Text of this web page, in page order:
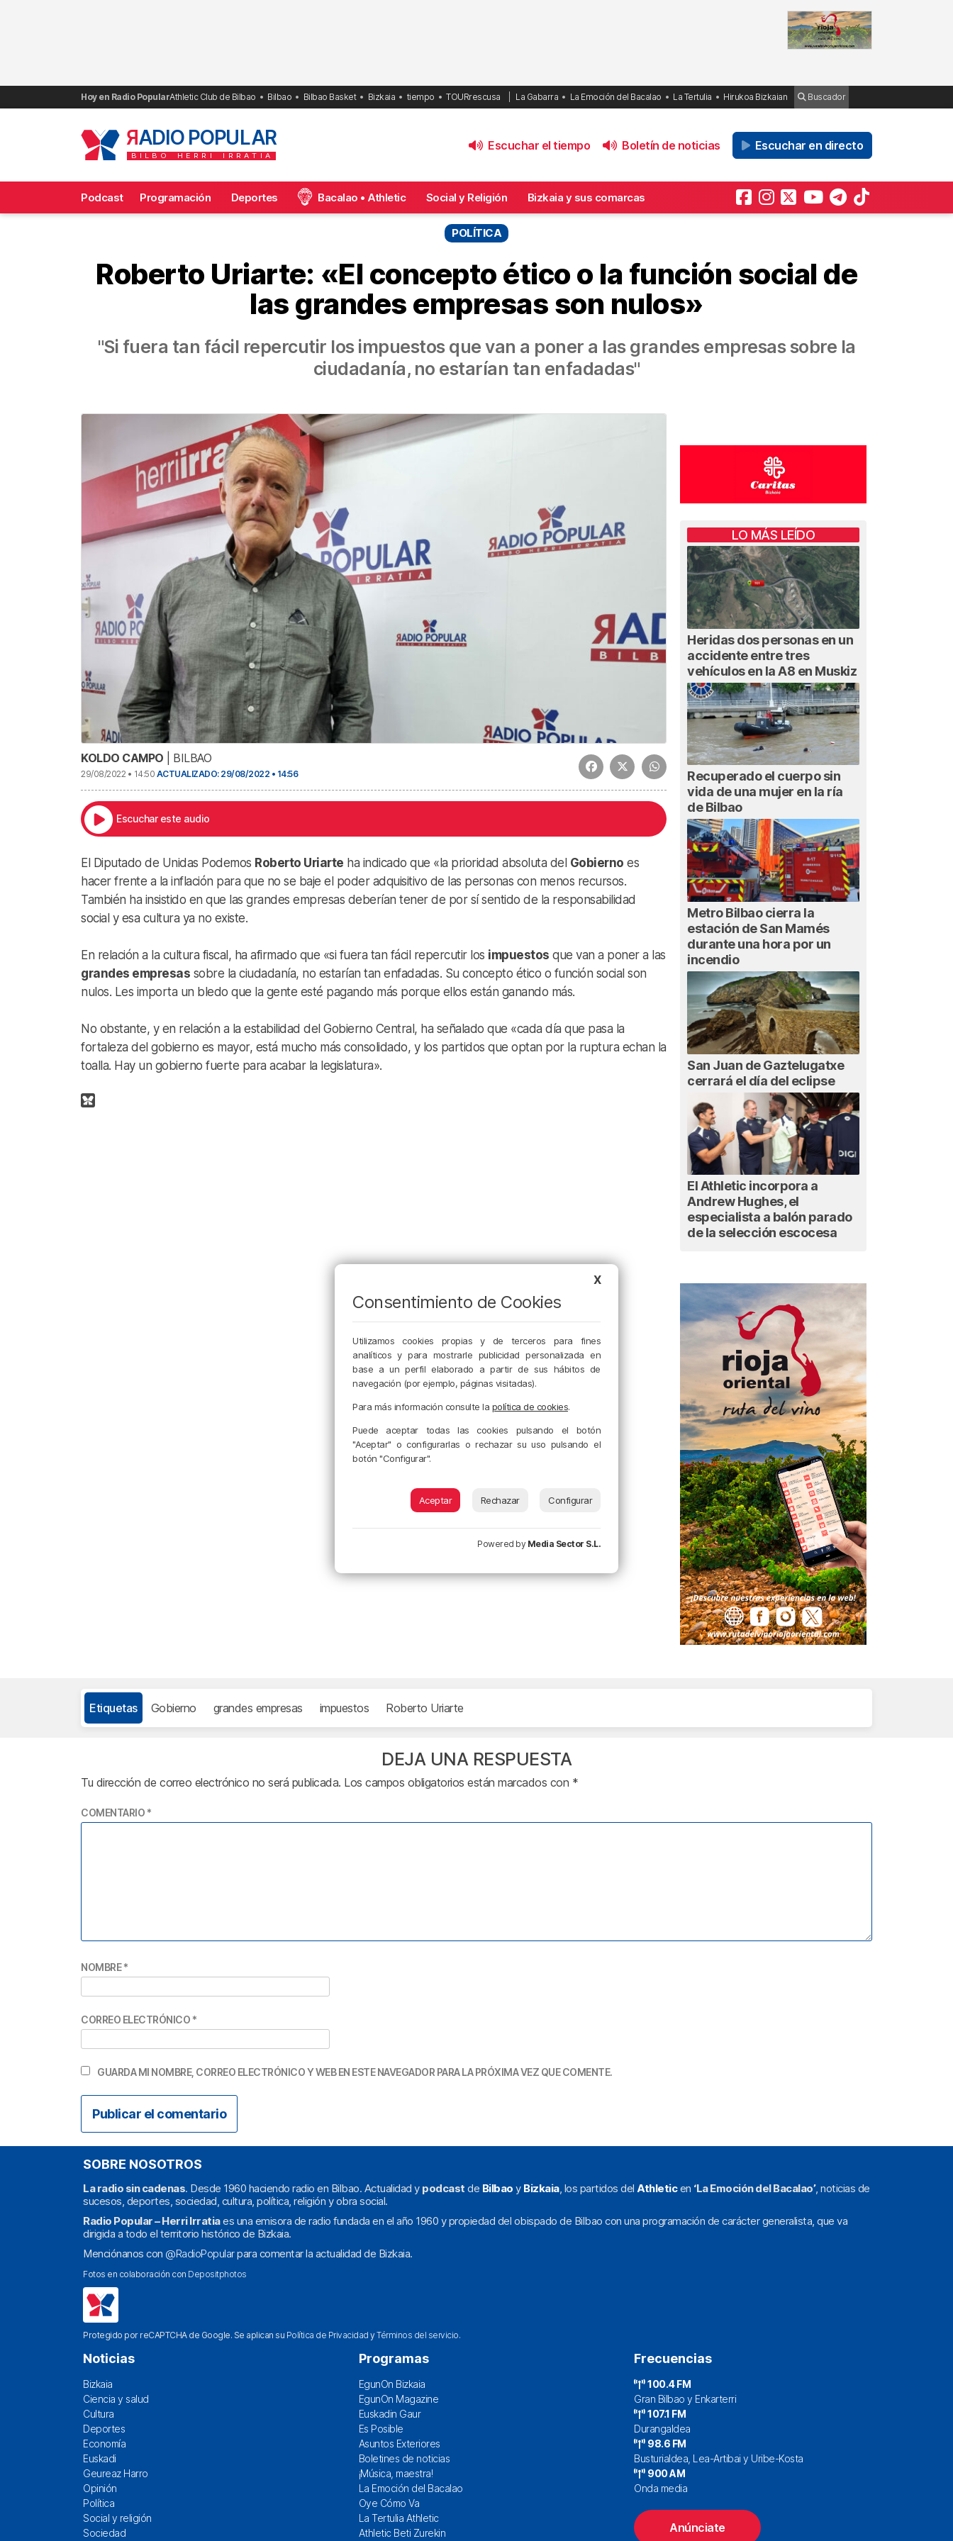
Hoy en Radio PopularAthletic Club de Bilbao Bilbao Bilbao Basket Bizkaia tiempo TOURrescusa La Gabarra La Emoción del Bacalao La Tertulia Hirukoa Bizkaian Buscador
RADIO POPULAR
BILBO HERRI IRRATIA
Escuchar el tiempo Boletín de noticias Escuchar en directo
Podcast Programación Deportes Bacalao • Athletic Social y Religión Bizkaia y sus comarcas
POLÍTICA
Roberto Uriarte: «El concepto ético o la función social de
las grandes empresas son nulos»
"Si fuera tan fácil repercutir los impuestos que van a poner a las grandes empresas sobre la
ciudadanía, no estarían tan enfadadas"
KOLDO CAMPO | BILBAO
29/08/2022 • 14:50 ACTUALIZADO: 29/08/2022 • 14:56
Escuchar este audio
El Diputado de Unidas Podemos Roberto Uriarte ha indicado que «la prioridad absoluta del Gobierno es
hacer frente a la inflación para que no se baje el poder adquisitivo de las personas con menos recursos.
También ha insistido en que las grandes empresas deberían tener de por sí sentido de la responsabilidad
social y esa cultura ya no existe.
En relación a la cultura fiscal, ha afirmado que «si fuera tan fácil repercutir los impuestos que van a poner a las
grandes empresas sobre la ciudadanía, no estarían tan enfadadas. Su concepto ético o función social son
nulos. Les importa un bledo que la gente esté pagando más porque ellos están ganando más.
No obstante, y en relación a la estabilidad del Gobierno Central, ha señalado que «cada día que pasa la
fortaleza del gobierno es mayor, está mucho más consolidado, y los partidos que optan por la ruptura echan la
toalla. Hay un gobierno fuerte para acabar la legislatura».
LO MÁS LEÍDO
Heridas dos personas en un
accidente entre tres
vehículos en la A8 en Muskiz
Recuperado el cuerpo sin
vida de una mujer en la ría
de Bilbao
Metro Bilbao cierra la
estación de San Mamés
durante una hora por un
incendio
San Juan de Gaztelugatxe
cerrará el día del eclipse
El Athletic incorpora a
Andrew Hughes, el
especialista a balón parado
de la selección escocesa
Etiquetas Gobierno grandes empresas impuestos Roberto Uriarte
DEJA UNA RESPUESTA
Tu dirección de correo electrónico no será publicada. Los campos obligatorios están marcados con *
COMENTARIO *
NOMBRE*
CORREO ELECTRÓNICO *
GUARDA MI NOMBRE, CORREO ELECTRÓNICO Y WEB EN ESTE NAVEGADOR PARA LA PRÓXIMA VEZ QUE COMENTE.
SOBRE NOSOTROS
La radio sin cadenas. Desde 1960 haciendo radio en Bilbao. Actualidad y podcast de Bilbao y Bizkaia, los partidos del Athleticen ‘La Emoción del Bacalao’, noticias de
sucesos, deportes, sociedad, cultura, política, religión y obra social.
Radio Popular – Herri Irratiaes una emisora de radio fundada en el año 1960 y propiedad del obispado de Bilbao con una programación de carácter generalista, que va
dirigida a todo el territorio histórico de Bizkaia.
Menciónanos con @RadioPopularpara comentar la actualidad de Bizkaia.
Fotos en colaboración con Depositphotos
Protegido por reCAPTCHA de Google. Se aplican su Política de Privacidad yTérminos del servicio.
Noticias
Bizkaia
Ciencia y salud
Cultura
Deportes
Economía
Euskadi
Geureaz Harro
Opinión
Política
Social y religión
Sociedad
Programas
EgunOn Bizkaia
EgunOn Magazine
Euskadin Gaur
Es Posible
Asuntos Exteriores
Boletines de noticias
¡Música, maestra!
La Emoción del Bacalao
Oye Cómo Va
La Tertulia Athletic
Athletic Beti Zurekin
Frecuencias
100.4 FM
Gran Bilbao y Enkarterri
107.1 FM
Durangaldea
98.6 FM
Busturialdea, Lea-Artibai y Uribe-Kosta
900 AM
Onda media
Anúnciate
X
Consentimiento de Cookies
Utilizamos cookies propias y de terceros para fines
analíticos y para mostrarle publicidad personalizada en
base a un perfil elaborado a partir de sus hábitos de
navegación (por ejemplo, páginas visitadas).
Para más información consulte la política de cookies.
Puede aceptar todas las cookies pulsando el botón
"Aceptar" o configurarlas o rechazar su uso pulsando el
botón "Configurar".
Aceptar Rechazar Configurar
Powered by Media Sector S.L.